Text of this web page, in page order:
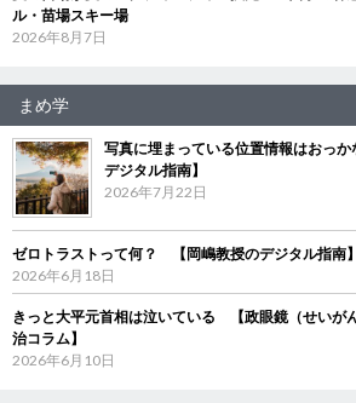
ル・苗場スキー場
2026年8月7日
まめ学
写真に埋まっている位置情報はおっ
デジタル指南】
2026年7月22日
ゼロトラストって何？ 【岡嶋教授のデジタル指南】
2026年6月18日
きっと大平元首相は泣いている 【政眼鏡（せいが
治コラム】
2026年6月10日